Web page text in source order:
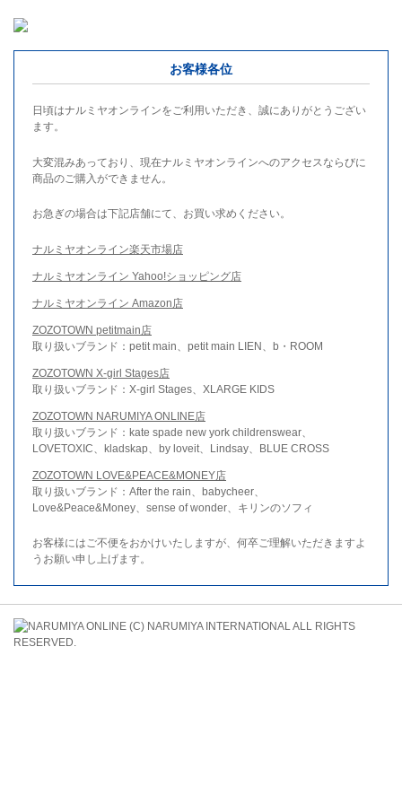
お客様各位
日頃はナルミヤオンラインをご利用いただき、誠にありがとうござい
ます。
大変混みあっており、現在ナルミヤオンラインへのアクセスならびに
商品のご購入ができません。
お急ぎの場合は下記店舗にて、お買い求めください。
ナルミヤオンライン楽天市場店
ナルミヤオンライン Yahoo!ショッピング店
ナルミヤオンライン Amazon店
ZOZOTOWN petitmain店
取り扱いブランド：petit main、petit main LIEN、b・ROOM
ZOZOTOWN X-girl Stages店
取り扱いブランド：X-girl Stages、XLARGE KIDS
ZOZOTOWN NARUMIYA ONLINE店
取り扱いブランド：kate spade new york childrenswear、
LOVETOXIC、kladskap、by loveit、Lindsay、BLUE CROSS
ZOZOTOWN LOVE&PEACE&MONEY店
取り扱いブランド：After the rain、babycheer、
Love&Peace&Money、sense of wonder、キリンのソフィ
お客様にはご不便をおかけいたしますが、何卒ご理解いただきますよ
うお願い申し上げます。